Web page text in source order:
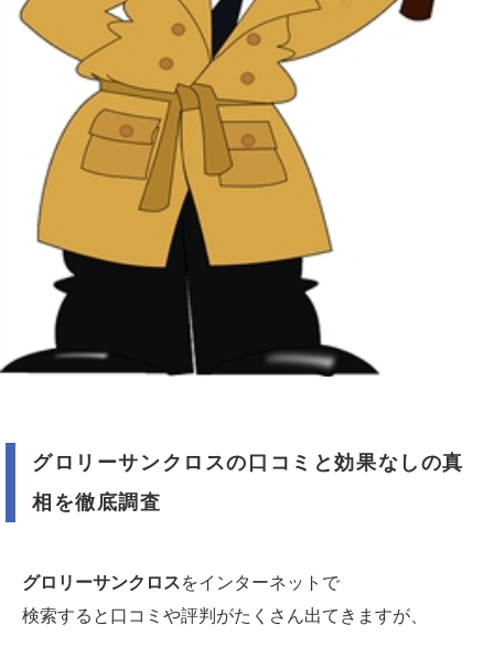
グロリーサンクロスの口コミと効果なしの真
相を徹底調査
グロリーサンクロスをインターネットで
検索すると口コミや評判がたくさん出てきますが、